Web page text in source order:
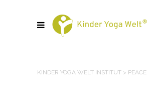
KINDER YOGA WELT INSTITUT > PEACE